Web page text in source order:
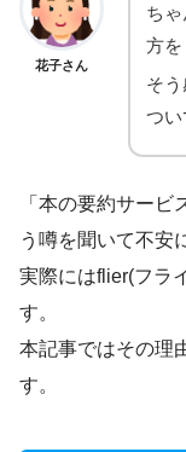
花子さん
ち
方を
そ
つい
「本の要約サー
う噂を聞いて不安
実際にはflier(フラ
す。
本記事ではその理
す。